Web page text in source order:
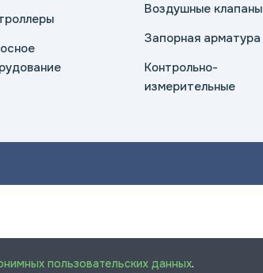
Воздушные клапаны
Запорная арматура
Контрольно-
измерительные
пользовательских данных.